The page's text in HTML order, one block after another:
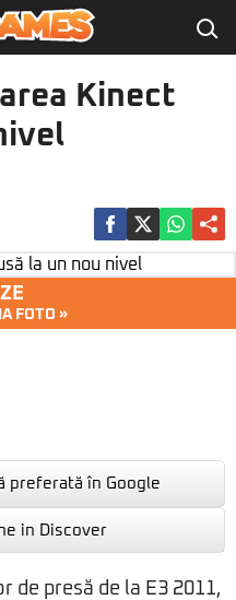
Kinect
FOTO »
preferată în Google
in Discover
de presă de la E3 2011,